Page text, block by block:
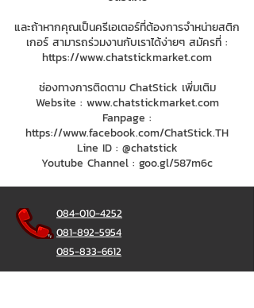
และถ้าหากคุณเป็นครีเอเตอร์ที่ต้องการจำหน่ายสติก
เกอร์ สามารถร่วมงานกับเราได้ง่ายๆ สมัครที่ :
https://www.chatstickmarket.com
ช่องทางการติดตาม ChatStick เพิ่มเติม
Website : www.chatstickmarket.com
Fanpage :
https://www.facebook.com/ChatStick.TH
Line ID : @chatstick
Youtube Channel : goo.gl/587m6c
084-010-4252
081-892-5954
085-833-6612